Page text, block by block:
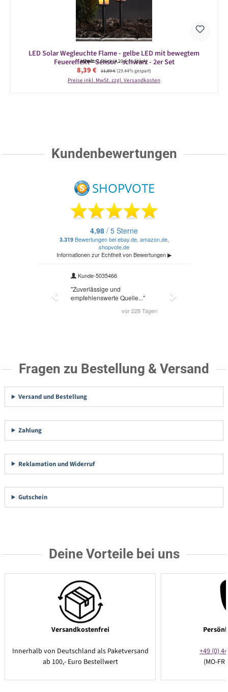
LED Solar Wegleuchte Flame - gelbe LED mit bewegtem
Feuereffekt - Sensor - schwarz - 2er Set
Inhalt:2 Stück(4,20 € / 1 Stück)
Verkaufspreis:
8,39 € Regulärer Preis:
11,89 €(29.44% gespart)
Preise inkl. MwSt. zzgl. Versandkosten
Kundenbewertungen
Fragen zu Bestellung & Versand
Versand und Bestellung
Zahlung
Reklamation und Widerruf
Gutschein
Deine Vorteile bei uns
Versandkostenfrei
Innerhalb von Deutschland als Paketversand
ab 100,- Euro Bestellwert
+49 (0)
(MO-